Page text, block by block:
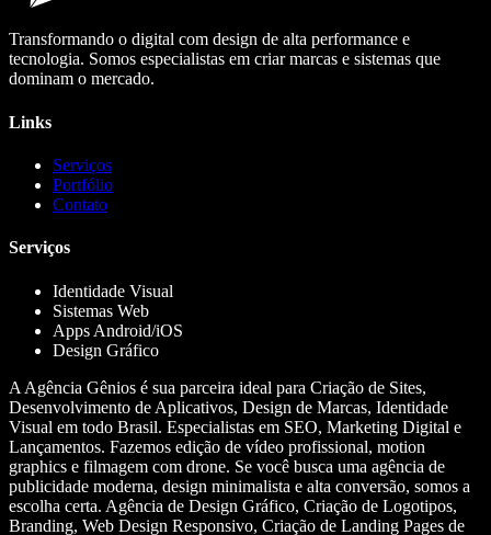
Transformando o digital com design de alta performance e
tecnologia. Somos especialistas em criar marcas e sistemas que
dominam o mercado.
Links
Serviços
Portfólio
Contato
Serviços
Identidade Visual
Sistemas Web
Apps Android/iOS
Design Gráfico
A Agência Gênios é sua parceira ideal para Criação de Sites,
Desenvolvimento de Aplicativos, Design de Marcas, Identidade
Visual em todo Brasil. Especialistas em SEO, Marketing Digital e
Lançamentos. Fazemos edição de vídeo profissional, motion
graphics e filmagem com drone. Se você busca uma agência de
publicidade moderna, design minimalista e alta conversão, somos a
escolha certa. Agência de Design Gráfico, Criação de Logotipos,
Branding, Web Design Responsivo, Criação de Landing Pages de